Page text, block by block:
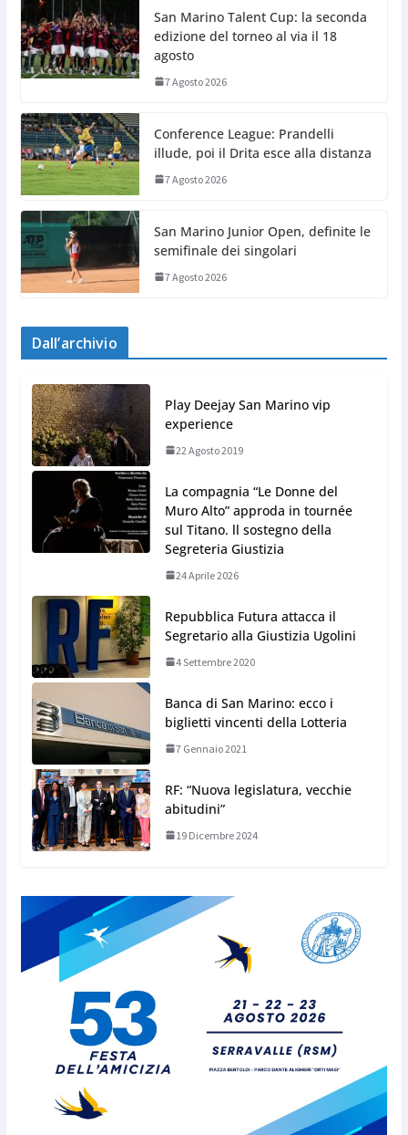
San Marino Talent Cup: la seconda
edizione del torneo al via il 18
agosto
7 Agosto 2026
Conference League: Prandelli
illude, poi il Drita esce alla distanza
7 Agosto 2026
San Marino Junior Open, definite le
semifinale dei singolari
7 Agosto 2026
Dall’archivio
Play Deejay San Marino vip
experience
22 Agosto 2019
La compagnia “Le Donne del
Muro Alto” approda in tournée
sul Titano. ll sostegno della
Segreteria Giustizia
24 Aprile 2026
Repubblica Futura attacca il
Segretario alla Giustizia Ugolini
4 Settembre 2020
Banca di San Marino: ecco i
biglietti vincenti della Lotteria
7 Gennaio 2021
RF: “Nuova legislatura, vecchie
abitudini”
19 Dicembre 2024